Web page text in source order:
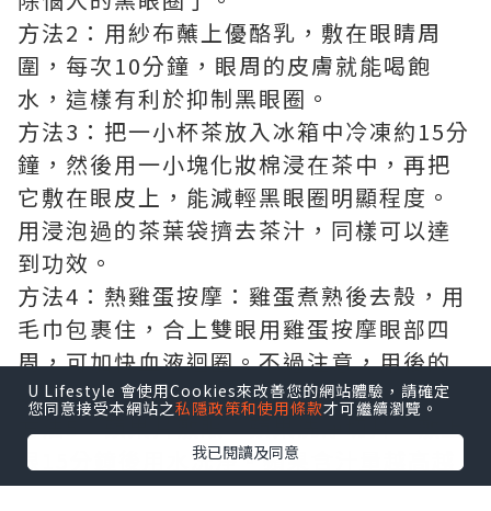
方法2：用紗布蘸上優酪乳，敷在眼睛周
圍，每次10分鐘，眼周的皮膚就能喝飽
水，這樣有利於抑制黑眼圈。
方法3：把一小杯茶放入冰箱中冷凍約15分
鐘，然後用一小塊化妝棉浸在茶中，再把
它敷在眼皮上，能減輕黑眼圈明顯程度。
用浸泡過的茶葉袋擠去茶汁，同樣可以達
到功效。
方法4：熱雞蛋按摩：雞蛋煮熟後去殼，用
毛巾包裹住，合上雙眼用雞蛋按摩眼部四
周，可加快血液迴圈。不過注意，用後的
雞蛋恐怕是不能再吃了。
方法5：蘋果片敷眼：蘋果洗淨切片，敷上
眼15分鐘後用水洗淨。蘋果含汁量越高越
好。至於用過的蘋果片，當然也不能再食
U Lifestyle 會使用Cookies來改善您的網站體驗，請確定
您同意接受本網站之私隱政策和使用條款才可繼續瀏覽。
我已閱讀及同意